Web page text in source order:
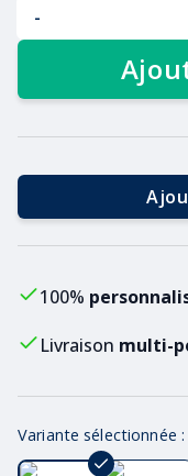
-
100%
Livraison multi-
Variante sélectionnée :